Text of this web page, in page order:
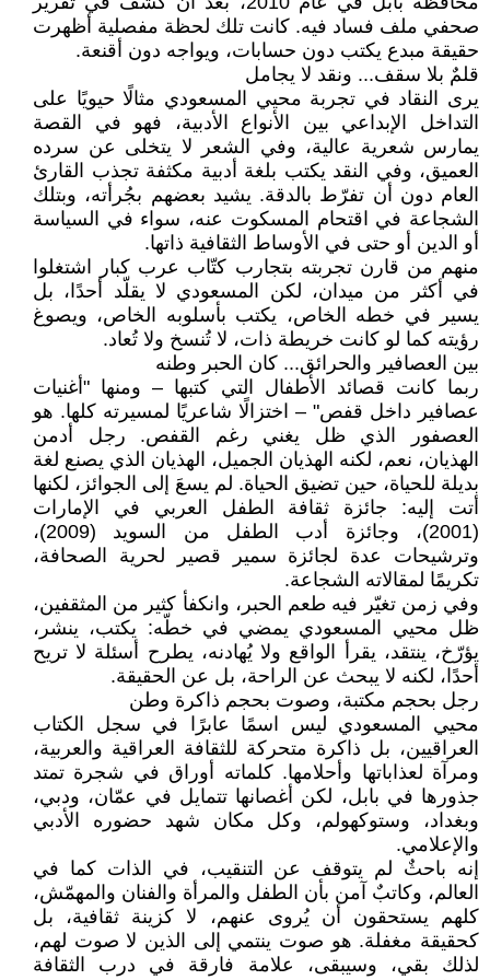
صحفي ملف فساد فيه. كانت تلك لحظة مفصلية أظهرت
حقيقة مبدع يكتب دون حسابات، ويواجه دون أقنعة.
قلمٌ بلا سقف... ونقد لا يجامل
يرى النقاد في تجربة محيي المسعودي مثالًا حيويًا على
التداخل الإبداعي بين الأنواع الأدبية، فهو في القصة
يمارس شعرية عالية، وفي الشعر لا يتخلى عن سرده
العميق، وفي النقد يكتب بلغة أدبية مكثفة تجذب القارئ
العام دون أن تفرّط بالدقة. يشيد بعضهم بجُرأته، وبتلك
الشجاعة في اقتحام المسكوت عنه، سواء في السياسة
أو الدين أو حتى في الأوساط الثقافية ذاتها.
منهم من قارن تجربته بتجارب كتّاب عرب كبار اشتغلوا
في أكثر من ميدان، لكن المسعودي لا يقلّد أحدًا، بل
يسير في خطه الخاص، يكتب بأسلوبه الخاص، ويصوغ
رؤيته كما لو كانت خريطة ذات، لا تُنسخ ولا تُعاد.
بين العصافير والحرائق... كان الحبر وطنه
ربما كانت قصائد الأطفال التي كتبها – ومنها "أغنيات
عصافير داخل قفص" – اختزالًا شاعريًا لمسيرته كلها. هو
العصفور الذي ظل يغني رغم القفص. رجل أدمن
الهذيان، نعم، لكنه الهذيان الجميل، الهذيان الذي يصنع لغة
بديلة للحياة، حين تضيق الحياة. لم يسعَ إلى الجوائز، لكنها
أتت إليه: جائزة ثقافة الطفل العربي في الإمارات
(2001)، وجائزة أدب الطفل من السويد (2009)،
وترشيحات عدة لجائزة سمير قصير لحرية الصحافة،
تكريمًا لمقالاته الشجاعة.
وفي زمن تغيّر فيه طعم الحبر، وانكفأ كثير من المثقفين،
ظل محيي المسعودي يمضي في خطّه: يكتب، ينشر،
يؤرّخ، ينتقد، يقرأ الواقع ولا يُهادنه، يطرح أسئلة لا تريح
أحدًا، لكنه لا يبحث عن الراحة، بل عن الحقيقة.
رجل بحجم مكتبة، وصوت بحجم ذاكرة وطن
محيي المسعودي ليس اسمًا عابرًا في سجل الكتاب
العراقيين، بل ذاكرة متحركة للثقافة العراقية والعربية،
ومرآة لعذاباتها وأحلامها. كلماته أوراق في شجرة تمتد
جذورها في بابل، لكن أغصانها تتمايل في عمّان، ودبي،
وبغداد، وستوكهولم، وكل مكان شهد حضوره الأدبي
والإعلامي.
إنه باحثٌ لم يتوقف عن التنقيب، في الذات كما في
العالم، وكاتبٌ آمن بأن الطفل والمرأة والفنان والمهمّش،
كلهم يستحقون أن يُروى عنهم، لا كزينة ثقافية، بل
كحقيقة مغفلة. هو صوت ينتمي إلى الذين لا صوت لهم،
لذلك بقي، وسيبقى، علامة فارقة في درب الثقافة